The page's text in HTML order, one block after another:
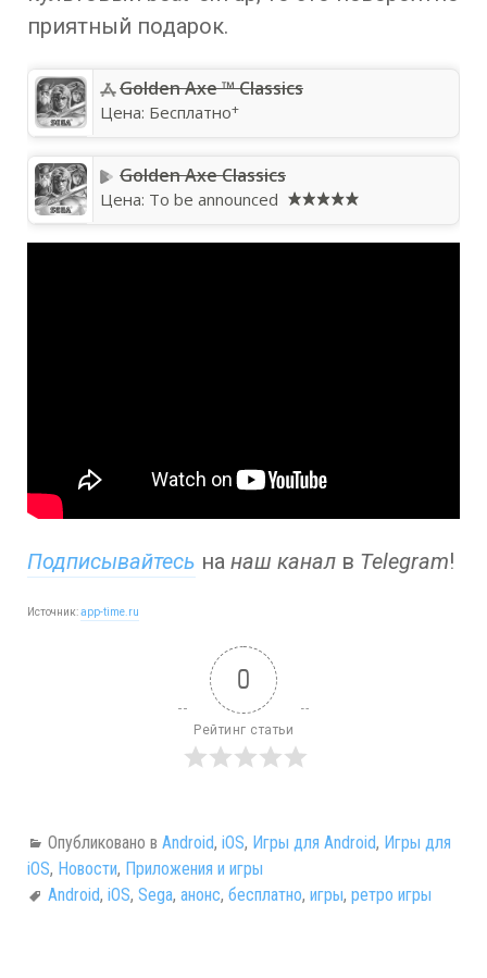
приятный подарок.
‎Golden Axe ™ Classics
Цена: Бесплатно+
Golden Axe Classics
Цена: To be announced
Подписывайтесь на наш канал в Telegram!
Источник:app-time.ru
0
Рейтинг статьи
Опубликовано в Android, iOS, Игры для Android, Игры для
iOS, Новости, Приложения и игры
Android, iOS, Sega, анонс, бесплатно, игры, ретро игры